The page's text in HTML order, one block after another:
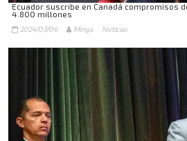
Ecuador suscribe en Canadá compromisos
4.800 millones
2024/03/06 Minga Noticias